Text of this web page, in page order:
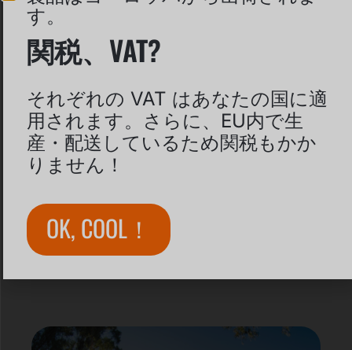
2025 年ドイツへの資金提供
調達ポイント
MORE INFORMATION
す。
関税、VAT?
それぞれの VAT はあなたの国に適
用されます。さらに、EU内で生
産・配送しているため関税もかか
りません！
OK, COOL！